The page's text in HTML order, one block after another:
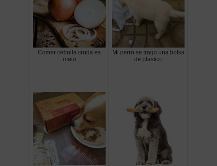
Comer cebolla cruda es
malo
Mi perro se trago una bolsa
de plastico